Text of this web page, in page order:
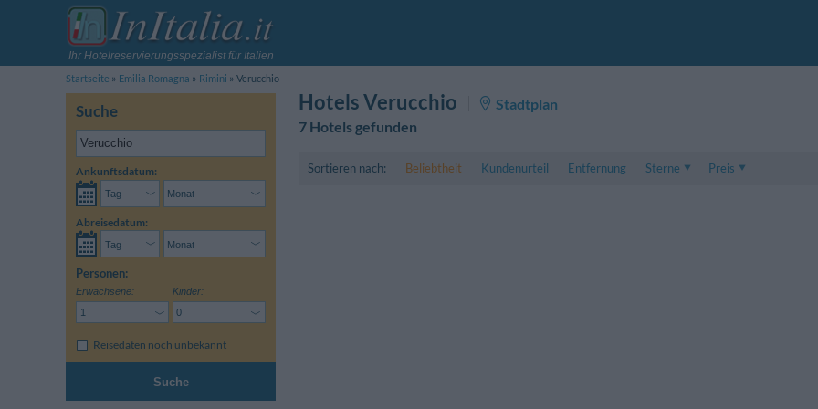
Ihr Hotelreservierungsspezialist für Italien
Startseite
Emilia Romagna Rimini Verucchio
Suche
Ankunftsdatum:
Abreisedatum:
Personen:
Erwachsene: Kinder:
Reisedaten noch unbekannt
Suche
Hotels Verucchio
Stadtplan
7 Hotels gefunden
Sortieren nach: Beliebtheit Kundenurteil Entfernung
Sterne
Preis